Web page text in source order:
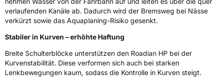
VerstärktXL
EU Label
EffizienzD
verlaufenden Kanäle ab. Dadurch wird der Bremsweg bei Nässe
verkürzt sowie das Aquaplaning-Risiko gesenkt.
Stabiler in Kurven – erhöhte Haftung
Breite Schulterblöcke unterstützen den Roadian HP bei der
Kurvenstabilität. Diese verformen sich auch bei starken
Lenkbewegungen kaum, sodass die Kontrolle in Kurven steigt.